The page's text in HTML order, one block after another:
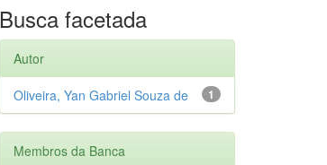
Busca facetada
Autor
1
Oliveira, Yan Gabriel Souza de
Membros da Banca